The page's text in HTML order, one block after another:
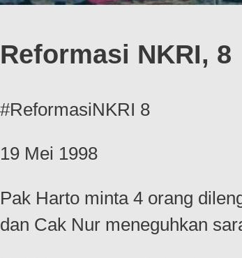
Reformasi NKRI, 8
#ReformasiNKRI 8
19 Mei 1998
Pak Harto minta 4 orang
dan Cak Nur meneguhkan